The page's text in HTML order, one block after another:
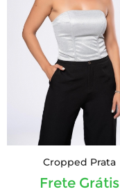
Cropped Prata
Frete Grátis